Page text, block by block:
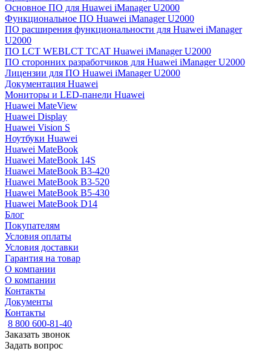
Основное ПО для Huawei iManager U2000
Функциональное ПО Huawei iManager U2000
ПО расширения функциональности для Huawei iManager
U2000
ПО LCT WEBLCT TCAT Huawei iManager U2000
ПО сторонних разработчиков для Huawei iManager U2000
Лицензии для ПО Huawei iManager U2000
Документация Huawei
Мониторы и LED-панели Huawei
Huawei MateView
Huawei Display
Huawei Vision S
Ноутбуки Huawei
Huawei MateBook
Huawei MateBook 14S
Huawei MateBook B3-420
Huawei MateBook B3-520
Huawei MateBook B5-430
Huawei MateBook D14
Блог
Покупателям
Условия оплаты
Условия доставки
Гарантия на товар
О компании
О компании
Контакты
Документы
Контакты
8 800 600-81-40
Заказать звонок
Задать вопрос